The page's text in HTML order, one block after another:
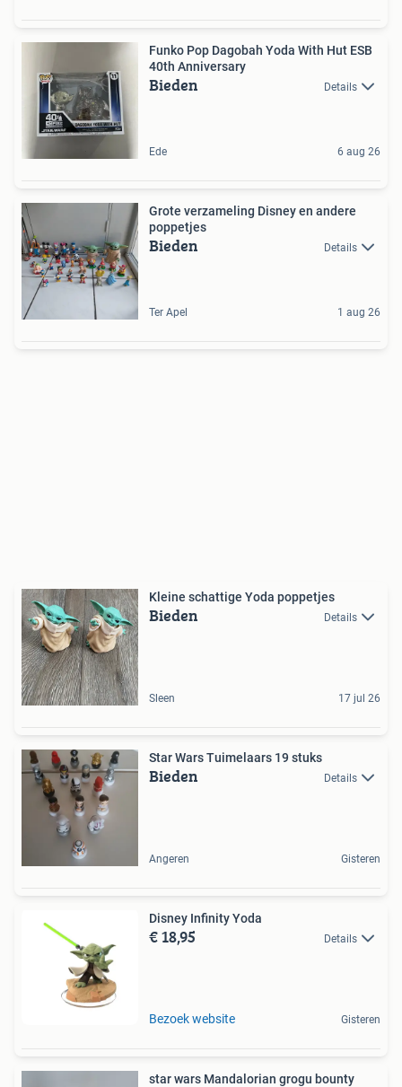
Funko Pop Dagobah Yoda With Hut ESB
40th Anniversary
Bieden Details
Ede 6 aug 26
Grote verzameling Disney en andere
poppetjes
Bieden Details
Ter Apel 1 aug 26
Kleine schattige Yoda poppetjes
Bieden Details
Sleen 17 jul 26
Star Wars Tuimelaars 19 stuks
Bieden Details
Angeren Gisteren
Disney Infinity Yoda
€ 18,95 Details
Bezoek website Gisteren
star wars Mandalorian grogu bounty